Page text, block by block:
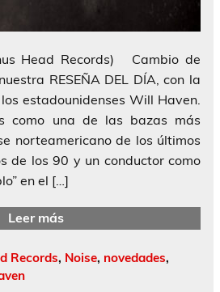
Head Records) Cambio de
RESEÑA DEL DÍA, con la
estadounidenses Will Haven.
como una de las bazas más
norteamericano de los últimos
de los 90 y un conductor como
en el […]
Leer más
Records, Noise, novedades,